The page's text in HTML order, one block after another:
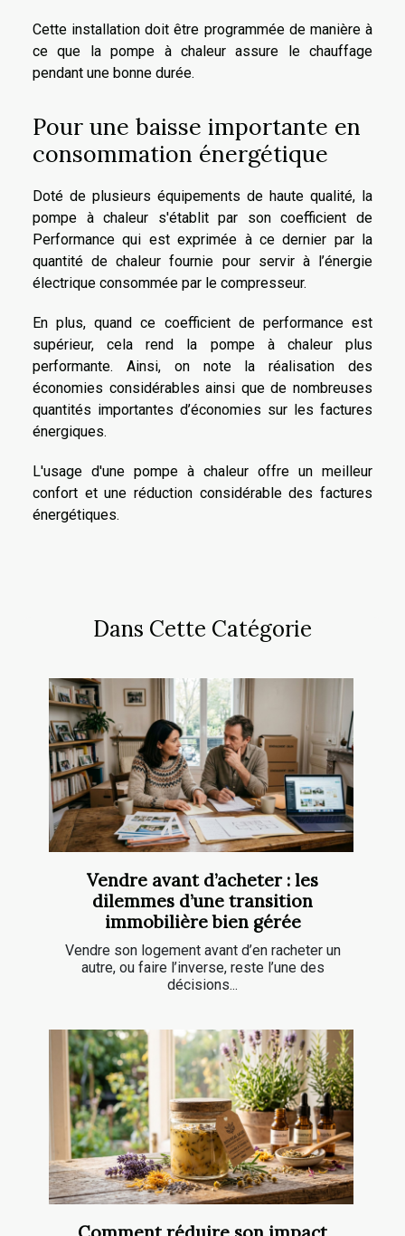
Cette installation doit être programmée de manière à
ce que la pompe à chaleur assure le chauffage
pendant une bonne durée.
Pour une baisse importante en
consommation énergétique
Doté de plusieurs équipements de haute qualité, la
pompe à chaleur s'établit par son coefficient de
Performance qui est exprimée à ce dernier par la
quantité de chaleur fournie pour servir à l’énergie
électrique consommée par le compresseur.
En plus, quand ce coefficient de performance est
supérieur, cela rend la pompe à chaleur plus
performante. Ainsi, on note la réalisation des
économies considérables ainsi que de nombreuses
quantités importantes d’économies sur les factures
énergiques.
L'usage d'une pompe à chaleur offre un meilleur
confort et une réduction considérable des factures
énergétiques.
Dans Cette Catégorie
Vendre avant d’acheter : les
dilemmes d’une transition
immobilière bien gérée
Vendre son logement avant d’en racheter un
autre, ou faire l’inverse, reste l’une des
décisions...